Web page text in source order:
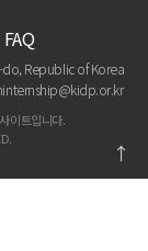
FAQ
Republic of Korea
이트입니다.
↑